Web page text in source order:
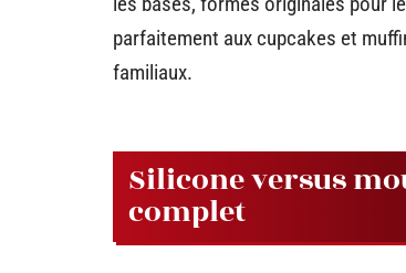
parfaitement aux cupcakes et
familiaux.
Silicone versus
complet